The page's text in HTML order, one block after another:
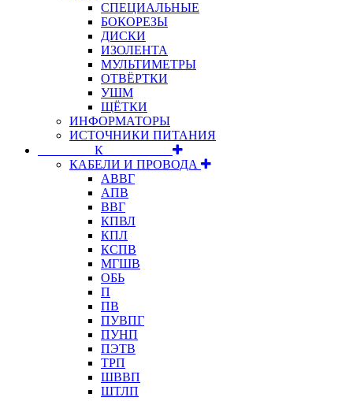
СПЕЦИАЛЬНЫЕ
БОКОРЕЗЫ
ДИСКИ
ИЗОЛЕНТА
МУЛЬТИМЕТРЫ
ОТВЁРТКИ
УШМ
ЩЁТКИ
ИНФОРМАТОРЫ
ИСТОЧНИКИ ПИТАНИЯ
⠀⠀⠀⠀⠀⠀К⠀⠀⠀⠀⠀⠀⠀
КАБЕЛИ И ПРОВОДА
АВВГ
АПВ
ВВГ
КПВЛ
КПЛ
КСПВ
МГШВ
ОБЬ
П
ПВ
ПУВПГ
ПУНП
ПЭТВ
ТРП
ШВВП
ШТЛП